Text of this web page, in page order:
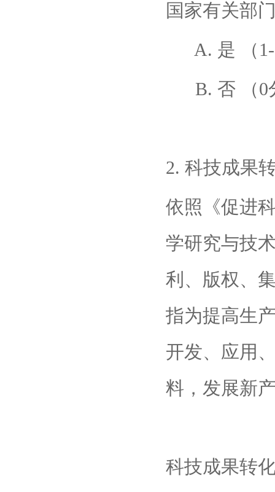
国家有关部
A. 是 （1-
B. 否 （0
2. 科技成果
依照《促进
学研究与技
利、版权、
指为提高生
开发、应用
料，发展新
科技成果转